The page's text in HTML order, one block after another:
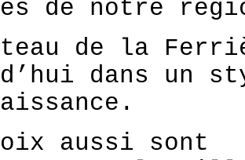
de notre
de la
dans un
aussi sont